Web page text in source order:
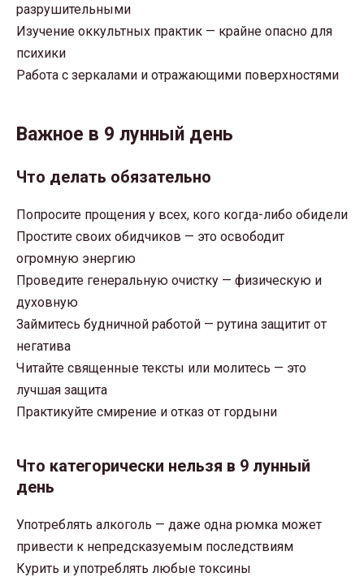
разрушительными
Изучение оккультных практик — крайне опасно для
психики
Работа с зеркалами и отражающими поверхностями
Важное в 9 лунный день
Что делать обязательно
Попросите прощения у всех, кого когда-либо обидели
Простите своих обидчиков — это освободит
огромную энергию
Проведите генеральную очистку — физическую и
духовную
Займитесь будничной работой — рутина защитит от
негатива
Читайте священные тексты или молитесь — это
лучшая защита
Практикуйте смирение и отказ от гордыни
Что категорически нельзя в 9 лунный
день
Употреблять алкоголь — даже одна рюмка может
привести к непредсказуемым последствиям
Курить и употреблять любые токсины